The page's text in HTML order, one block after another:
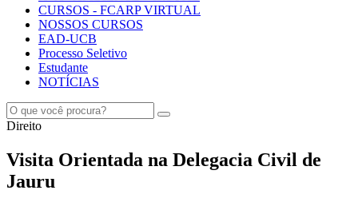
CURSOS - FCARP VIRTUAL
NOSSOS CURSOS
EAD-UCB
Processo Seletivo
Estudante
NOTÍCIAS
Direito
Visita Orientada na Delegacia Civil de
Jauru